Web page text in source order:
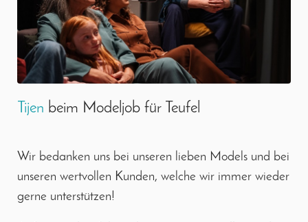
Tijen beim Modeljob für Teufel
Wir bedanken uns bei unseren lieben Models und bei
unseren wertvollen Kunden, welche wir immer wieder
gerne unterstützen!